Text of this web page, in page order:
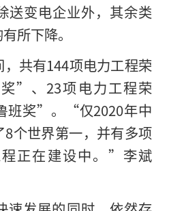
送变电企业外，其余类
所下降。
共有144项电力工程荣
”、23项电力工程荣
班奖”。“仅2020年中
个世界第一，并有多项
正在建设中。”李斌